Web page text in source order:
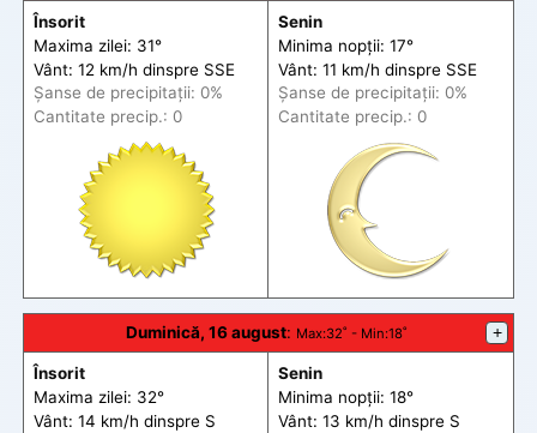
Însorit
Maxima zilei: 31°
Vânt: 12 km/h dinspre SSE
Șanse de precipitații: 0%
Cantitate precip.: 0
Senin
Minima nopții: 17°
Vânt: 11 km/h dinspre SSE
Șanse de precipitații: 0%
Cantitate precip.: 0
Duminică, 16 august: Max:32˚ - Min:18˚ +
Însorit
Maxima zilei: 32°
Vânt: 14 km/h dinspre S
Senin
Minima nopții: 18°
Vânt: 13 km/h dinspre S